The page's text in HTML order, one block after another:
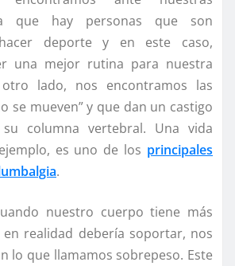
que hay personas que son
deporte y en este caso,
una mejor rutina para nuestra
lado, nos encontramos las
se mueven” y que dan un castigo
columna vertebral. Una vida
es uno de los principales
.
nuestro cuerpo tiene más
realidad debería soportar, nos
lo que llamamos sobrepeso. Este